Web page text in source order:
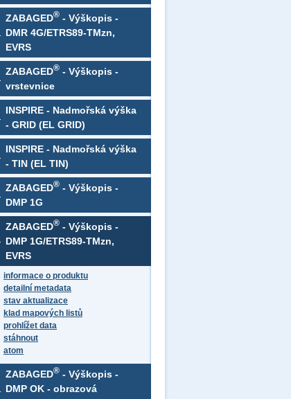
ZABAGED® - Výškopis -
DMR 4G/ETRS89-TMzn,
EVRS
ZABAGED® - Výškopis -
vrstevnice
INSPIRE - Nadmořská výška
- GRID (EL GRID)
INSPIRE - Nadmořská výška
- TIN (EL TIN)
ZABAGED® - Výškopis -
DMP 1G
ZABAGED® - Výškopis -
DMP 1G/ETRS89-TMzn,
EVRS
informace o produktu
detailní metadata
stav aktualizace
klad mapových listů
prohlížet data
stáhnout
atom
ZABAGED® - Výškopis -
DMP OK - obrazová